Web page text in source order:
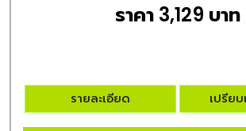
ราคา 3,129 บาท
รายละเอียด เปรีย